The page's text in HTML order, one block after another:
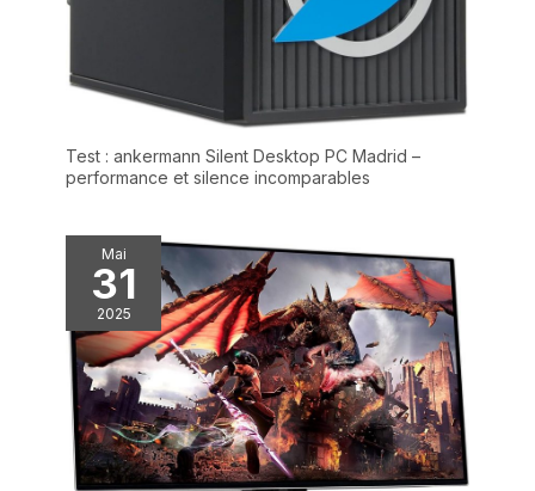
Test : ankermann Silent Desktop PC Madrid –
performance et silence incomparables
Mai
31
2025